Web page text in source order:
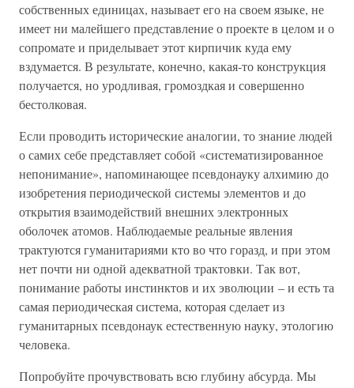
собственных единицах, называет его на своем языке, не
имеет ни малейшего представление о проекте в целом и о
сопромате и приделывает этот кирпичик куда ему
вздумается. В результате, конечно, какая-то конструкция
получается, но уродливая, громоздкая и совершенно
бестолковая.
Если проводить исторические аналогии, то знание людей
о самих себе представляет собой «систематизированное
непонимание», напоминающее псевдонауку алхимию до
изобретения периодической системы элементов и до
открытия взаимодействий внешних электронных
оболочек атомов. Наблюдаемые реальные явления
трактуются гуманитариями кто во что горазд, и при этом
нет почти ни одной адекватной трактовки. Так вот,
понимание работы инстинктов и их эволюции – и есть та
самая периодическая система, которая сделает из
гуманитарных псевдонаук естественную науку, этологию
человека.
Попробуйте прочувствовать всю глубину абсурда. Мы